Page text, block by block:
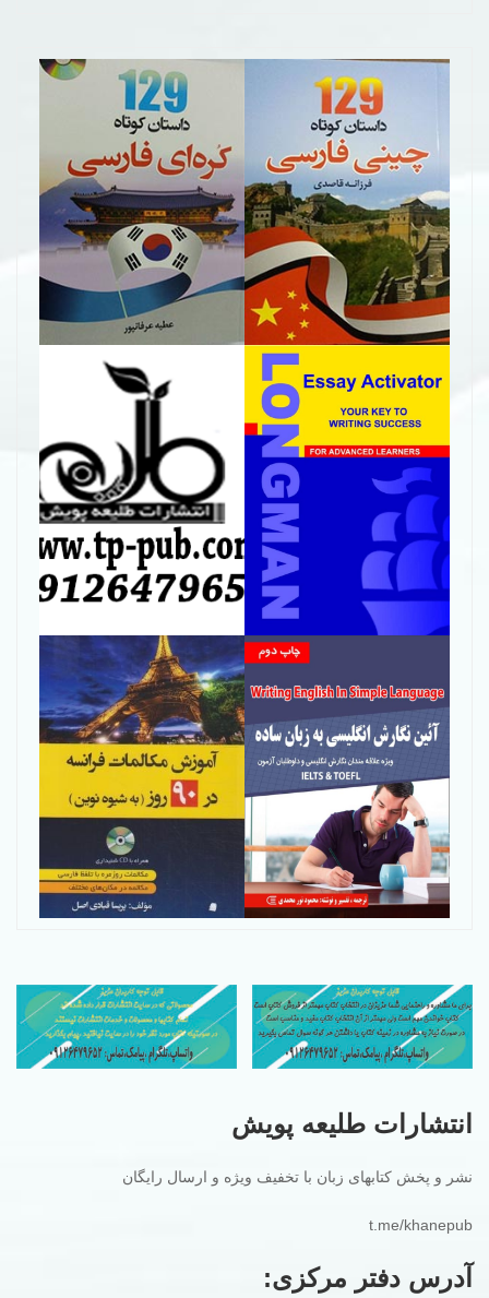
انتشارات طلیعه پویش
نشر و پخش کتابهای زبان با تخفیف ویژه و ارسال رایگان
t.me/khanepub
آدرس دفتر مرکزی: